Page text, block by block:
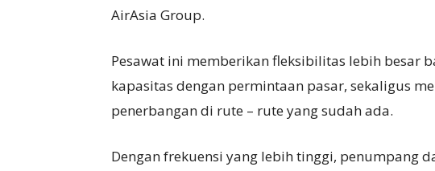
AirAsia Group.
Pesawat ini memberikan fleksibilitas lebih besar
kapasitas dengan permintaan pasar, sekaligus
penerbangan di rute – rute yang sudah ada.
Dengan frekuensi yang lebih tinggi, penumpang